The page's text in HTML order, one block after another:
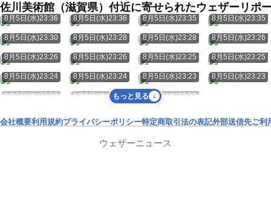
佐川美術館（滋賀県）付近に寄せられたウェザーリポ
8月5日(水)23:36 8月5日(水)23:36 8月5日(水)23:35 8月5日(水)23:35
8月5日(水)23:30 8月5日(水)23:28 8月5日(水)23:28 8月5日(水)23:26
8月5日(水)23:26 8月5日(水)23:26 8月5日(水)23:25 8月5日(水)23:25
8月5日(水)23:24 8月5日(水)23:24 8月5日(水)23:23 8月5日(水)23:23
8月5日(水)23:23 8月5日(水)23:23 8月5日(水)23:22
もっと見る
会社概要利用規約プライバシーポリシー特定商取引法の表記外部送信先ご利
ウェザーニュース